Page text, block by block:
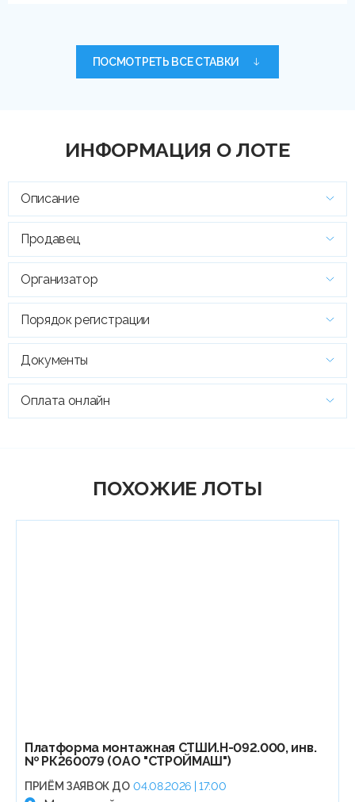
ПОСМОТРЕТЬ ВСЕ СТАВКИ
ИНФОРМАЦИЯ О ЛОТЕ
Описание
Продавец
Организатор
Порядок регистрации
Документы
Оплата онлайн
ПОХОЖИЕ ЛОТЫ
Платформа монтажная СТШИ.Н-092.000, инв.
№ РК260079 (ОАО "СТРОЙМАШ")
ПРИЁМ ЗАЯВОК ДО 04.08.2026 | 17:00